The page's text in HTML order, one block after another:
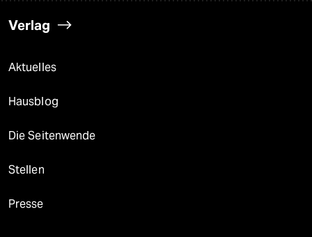
Verlag
Aktuelles
Hausblog
Die Seitenwende
Stellen
Presse